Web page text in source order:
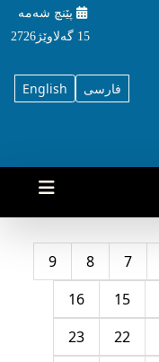
پێنچ شه‌مه‌
15 گه‌لاوێژ2726
English فارسی
7
8
9
15
16
22
23